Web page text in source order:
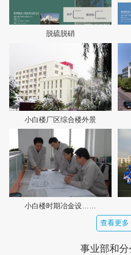
脱硫脱硝
小白楼厂区综合楼外景
小白楼时期冶金设……
查看更多
事业部和分